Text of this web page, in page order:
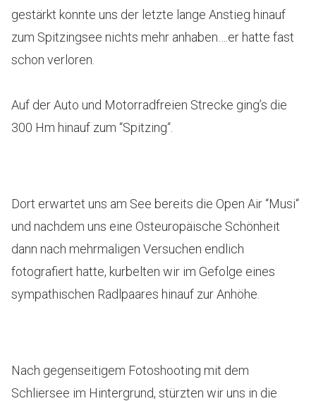
gestärkt konnte uns der letzte lange Anstieg hinauf
zum Spitzingsee nichts mehr anhaben….er hatte fast
schon verloren.
Auf der Auto und Motorradfreien Strecke ging’s die
300 Hm hinauf zum “Spitzing“.
Dort erwartet uns am See bereits die Open Air “Musi“
und nachdem uns eine Osteuropäische Schönheit
dann nach mehrmaligen Versuchen endlich
fotografiert hatte, kurbelten wir im Gefolge eines
sympathischen Radlpaares hinauf zur Anhöhe.
Nach gegenseitigem Fotoshooting mit dem
Schliersee im Hintergrund, stürzten wir uns in die